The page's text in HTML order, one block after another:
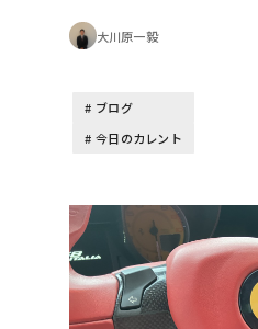
大川原一毅
ブログ
今日のカレント